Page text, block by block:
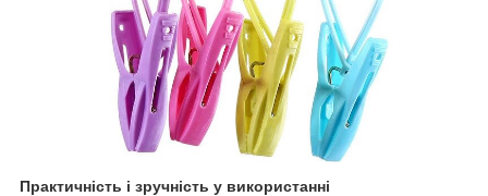
Практичність і зручність у використанні